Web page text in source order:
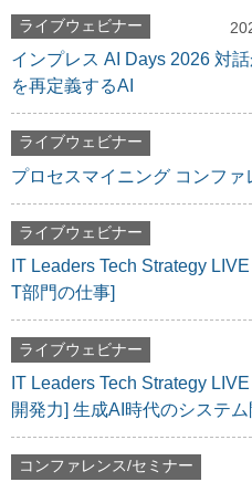
ライブウェビナー
インプレス AI Days 2026 対
を再定義するAI
ライブウェビナー
プロセスマイニング コンファ
ライブウェビナー
IT Leaders Tech Strategy
T部門の仕事]
ライブウェビナー
IT Leaders Tech Strategy
開発力] 生成AI時代のシステム
コンファレンス/セミナー